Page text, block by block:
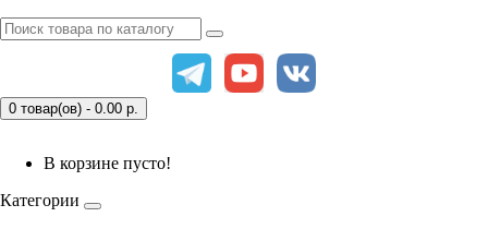
0 товар(ов) - 0.00 р.
В корзине пусто!
Категории